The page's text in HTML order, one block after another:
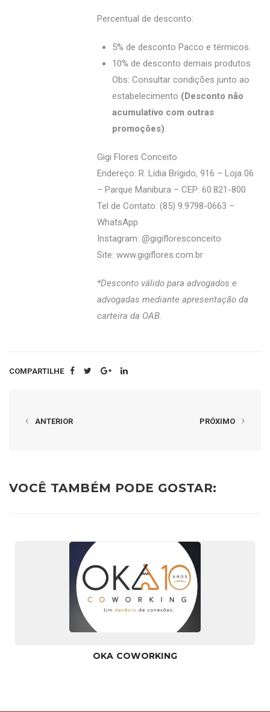
Percentual de desconto:
5% de desconto Pacco e térmicos.
10% de desconto demais produtos
Obs: Consultar condições junto ao
estabelecimento (Desconto não
acumulativo com outras
promoções).
Gigi Flores Conceito
Endereço: R. Lídia Brígido, 916 – Loja 06
– Parque Manibura – CEP: 60.821-800
Tel de Contato: (85) 9.9798-0663 –
WhatsApp
Instagram: @‌gigifloresconceito
Site:www.gigiflores.com.br
*Desconto válido para advogados e
advogadas mediante apresentação da
carteira da OAB.
COMPARTILHE
ANTERIOR PRÓXIMO
VOCÊ TAMBÉM PODE GOSTAR:
OKA COWORKING